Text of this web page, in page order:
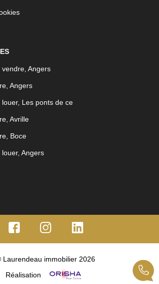
Angers
Angers
Les ponts de ce
Avrille
Boce
Angers
Laurendeau immobilier 2026
Réalisation